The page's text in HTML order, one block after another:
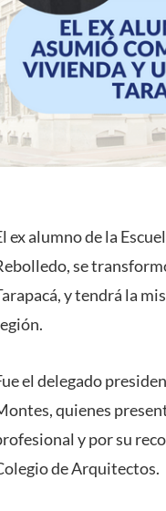
ex alumno de la
se
y tendrá la
el delegado
quienes
y por su
de Arquitectos.